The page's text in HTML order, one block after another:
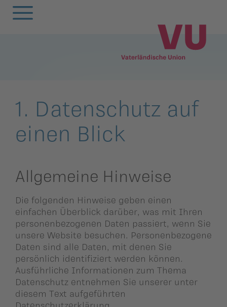
Oberland
Frauenunion
Parteirat
Frauenunion
Oberland
uns
Statuten
Union
Die
Parteisekretariat
VU-Magazin
1. Datenschutz auf
einen Blick
Allgemeine Hinweise
Die folgenden Hinweise geben einen
einfachen Überblick darüber, was mit Ihren
personenbezogenen Daten passiert, wenn Sie
unsere Website besuchen. Personenbezogene
Daten sind alle Daten, mit denen Sie
persönlich identifiziert werden können.
Ausführliche Informationen zum Thema
Datenschutz entnehmen Sie unserer unter
diesem Text aufgeführten